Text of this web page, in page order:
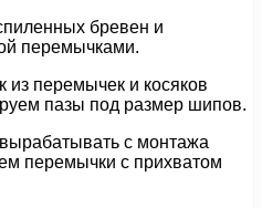
бревен и
перемычками.
перемычек и косяков
пазы под размер шипов.
с монтажа
перемычки с прихватом